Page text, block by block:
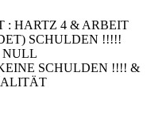
: HARTZ 4 & ARBEIT
SCHULDEN !!!!!
NULL
SCHULDEN !!!! &